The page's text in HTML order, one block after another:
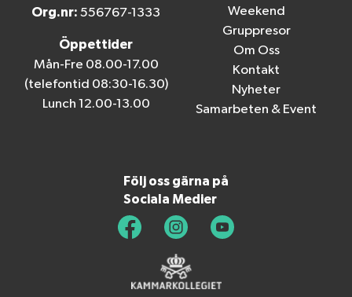
Org.nr: 556767-1333
Öppettider
Mån-Fre 08.00-17.00
(telefontid 08:30-16.30)
Lunch 12.00-13.00
Weekend
Gruppresor
Om Oss
Kontakt
Nyheter
Samarbeten & Event
Följ oss gärna på
Sociala Medier